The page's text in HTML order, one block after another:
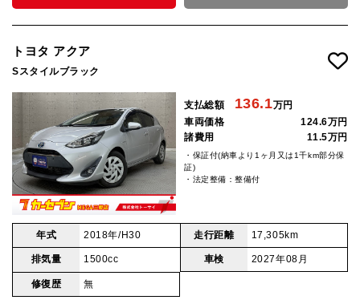
トヨタ アクア
Sスタイルブラック
支払総額 136.1万円
車両価格
124.6万円
諸費用
11.5万円
・保証付(納車より1ヶ月又は1千km部分保
証)
・法定整備：整備付
年式 2018年/H30 走行距離 17,305km
排気量 1500cc 車検 2027年08月
修復歴 無